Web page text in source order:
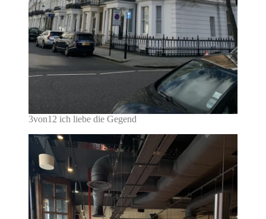
3von12 ich liebe die Gegend